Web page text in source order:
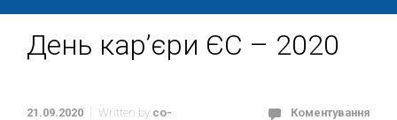
День кар’єри ЄС – 2020
21.09.2020 Written by co-
Коментування